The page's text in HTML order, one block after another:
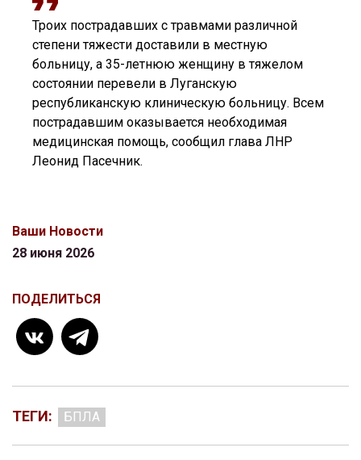
Троих пострадавших с травмами различной
степени тяжести доставили в местную
больницу, а 35-летнюю женщину в тяжелом
состоянии перевели в Луганскую
республиканскую клиническую больницу. Всем
пострадавшим оказывается необходимая
медицинская помощь, сообщил глава ЛНР
Леонид Пасечник.
Ваши Новости
28 июня 2026
ПОДЕЛИТЬСЯ
ТЕГИ: БПЛА